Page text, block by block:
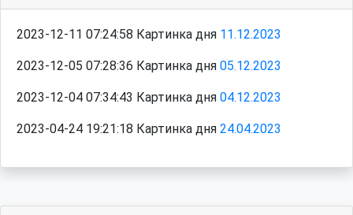
2023-12-11 07:24:58 Картинка дня 11.12.2023
2023-12-05 07:28:36 Картинка дня 05.12.2023
2023-12-04 07:34:43 Картинка дня 04.12.2023
2023-04-24 19:21:18 Картинка дня 24.04.2023